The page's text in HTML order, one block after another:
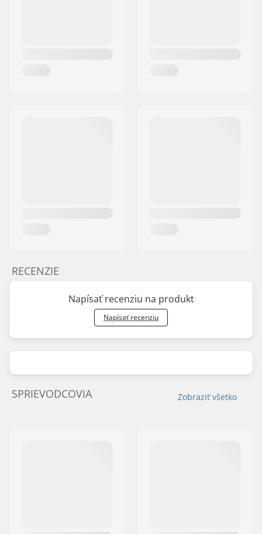
RECENZIE
Napísať recenziu na produkt
Napísať recenziu
Zobraziť všetko
SPRIEVODCOVIA